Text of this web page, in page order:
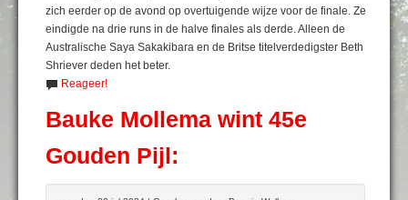
zich eerder op de avond op overtuigende wijze voor de finale. Ze
eindigde na drie runs in de halve finales als derde. Alleen de
Australische Saya Sakakibara en de Britse titelverdedigster Beth
Shriever deden het beter.
Reageer!
Bauke Mollema wint 45e
Gouden Pijl: